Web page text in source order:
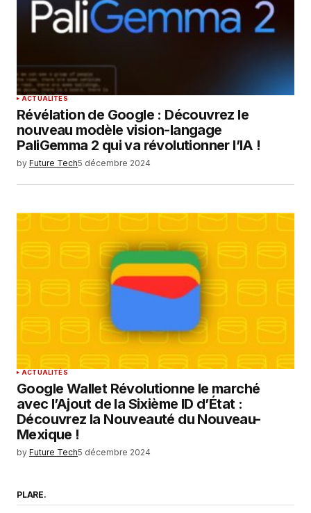
ACTUALITÉS
Révélation de Google : Découvrez le
nouveau modèle vision-langage
PaliGemma 2 qui va révolutionner l’IA !
by Future Tech5 décembre 2024
ACTUALITÉS
Google Wallet Révolutionne le marché
avec l’Ajout de la Sixième ID d’État :
Découvrez la Nouveauté du Nouveau-
Mexique !
by Future Tech5 décembre 2024
PLARE.